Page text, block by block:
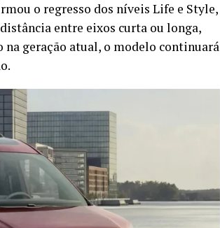
o regresso dos níveis Life e Style,
entre eixos curta ou longa,
na geração atual, o modelo continuará